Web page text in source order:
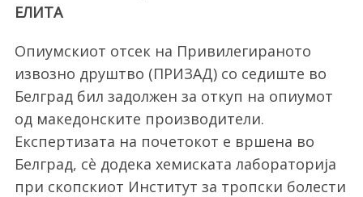
ЕЛИТА
Опиумскиот отсек на Привилегираното
извозно друштво (ПРИЗАД) со седиште во
Белград бил задолжен за откуп на опиумот
од македонските производители.
Експертизата на почетокот е вршена во
Белград, сè додека хемиската лабораторија
при скопскиот Институт за тропски болести